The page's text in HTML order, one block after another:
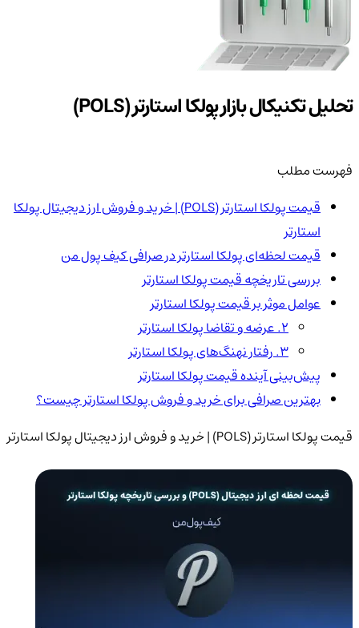
تحلیل تکنیکال بازار پولکا استارتر (POLS)
فهرست مطلب
قیمت پولکا استارتر (POLS) | خرید و فروش ارز دیجیتال پولکا
استارتر
قیمت لحظه‌ای پولکا استارتر در صرافی کیف پول من
بررسی تاریخچه قیمت پولکا استارتر
عوامل موثر بر قیمت پولکا استارتر
۲. عرضه و تقاضا پولکا استارتر
۳. رفتار نهنگ‌های پولکا استارتر
پیش‌بینی آینده قیمت پولکا استارتر
بهترین صرافی برای خرید و فروش پولکا استارتر چیست؟
قیمت پولکا استارتر (POLS) | خرید و فروش ارز دیجیتال پولکا استارتر